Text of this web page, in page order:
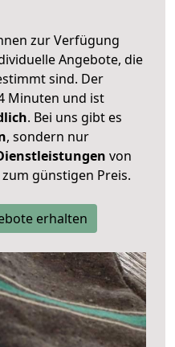
zur Verfügung
Angebote, die
sind. Der
Minuten und ist
. Bei uns gibt es
, sondern nur
von
günstigen Preis.
erhalten